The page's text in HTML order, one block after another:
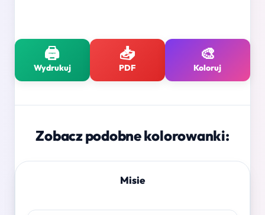
🖨️
Wydrukuj
📥
PDF
🎨
Koloruj
Zobacz podobne kolorowanki:
Misie